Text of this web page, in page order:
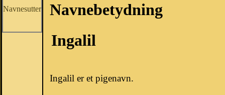
Navnesutter
Navnebetydning
Ingalil
Ingalil er et pigenavn.